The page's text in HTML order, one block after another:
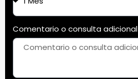
Comentario o consulta adicional